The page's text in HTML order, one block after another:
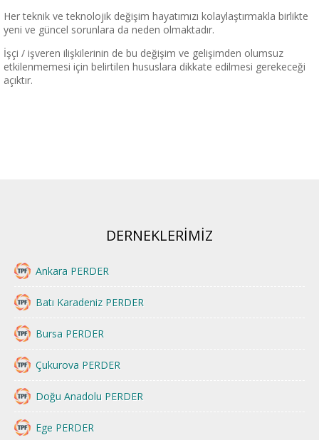
Her teknik ve teknolojik değişim hayatımızı kolaylaştırmakla birlikte
yeni ve güncel sorunlara da neden olmaktadır.
İşçi / işveren ilişkilerinin de bu değişim ve gelişimden olumsuz
etkilenmemesi için belirtilen hususlara dikkate edilmesi gerekeceği
açıktır.
DERNEKLERİMİZ
Ankara PERDER
Batı Karadeniz PERDER
Bursa PERDER
Çukurova PERDER
Doğu Anadolu PERDER
Ege PERDER